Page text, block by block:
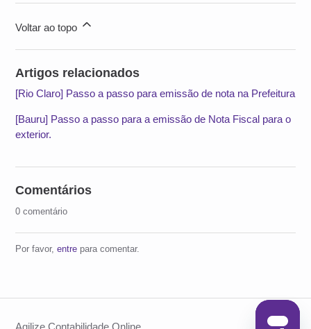
Voltar ao topo
Artigos relacionados
[Rio Claro] Passo a passo para emissão de nota na Prefeitura
[Bauru] Passo a passo para a emissão de Nota Fiscal para o
exterior.
Comentários
0 comentário
Por favor,entre para comentar.